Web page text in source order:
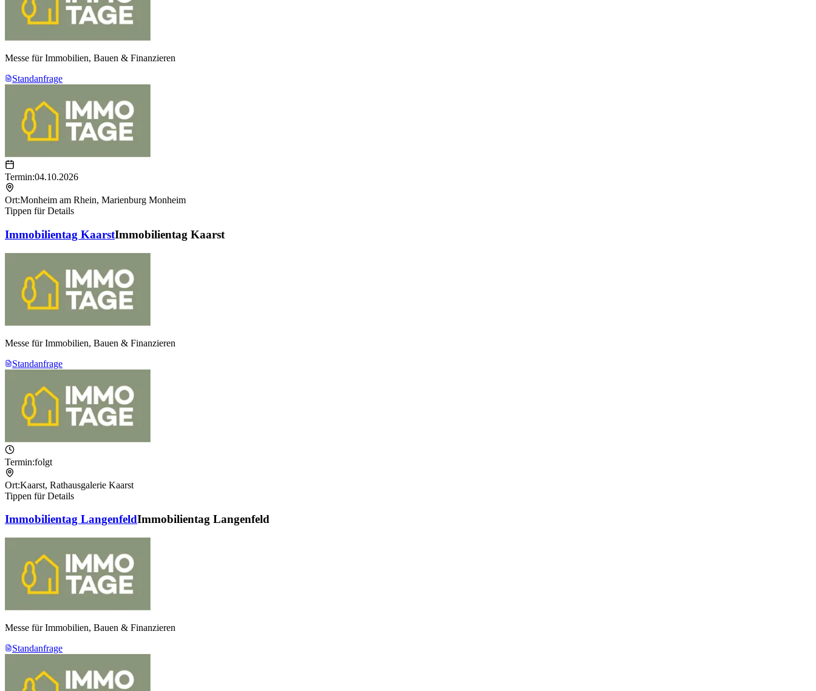
Messe für Immobilien, Bauen & Finanzieren
Standanfrage
Termin:04.10.2026
Ort:Monheim am Rhein, Marienburg Monheim
Tippen für Details
Immobilientag KaarstImmobilientag Kaarst
Messe für Immobilien, Bauen & Finanzieren
Standanfrage
Termin:folgt
Ort:Kaarst, Rathausgalerie Kaarst
Tippen für Details
Immobilientag LangenfeldImmobilientag Langenfeld
Messe für Immobilien, Bauen & Finanzieren
Standanfrage